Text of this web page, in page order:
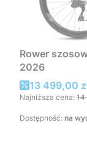
Rower
2026
Cena
13 499,00
Najniższa cena: 14
Dostępność: na